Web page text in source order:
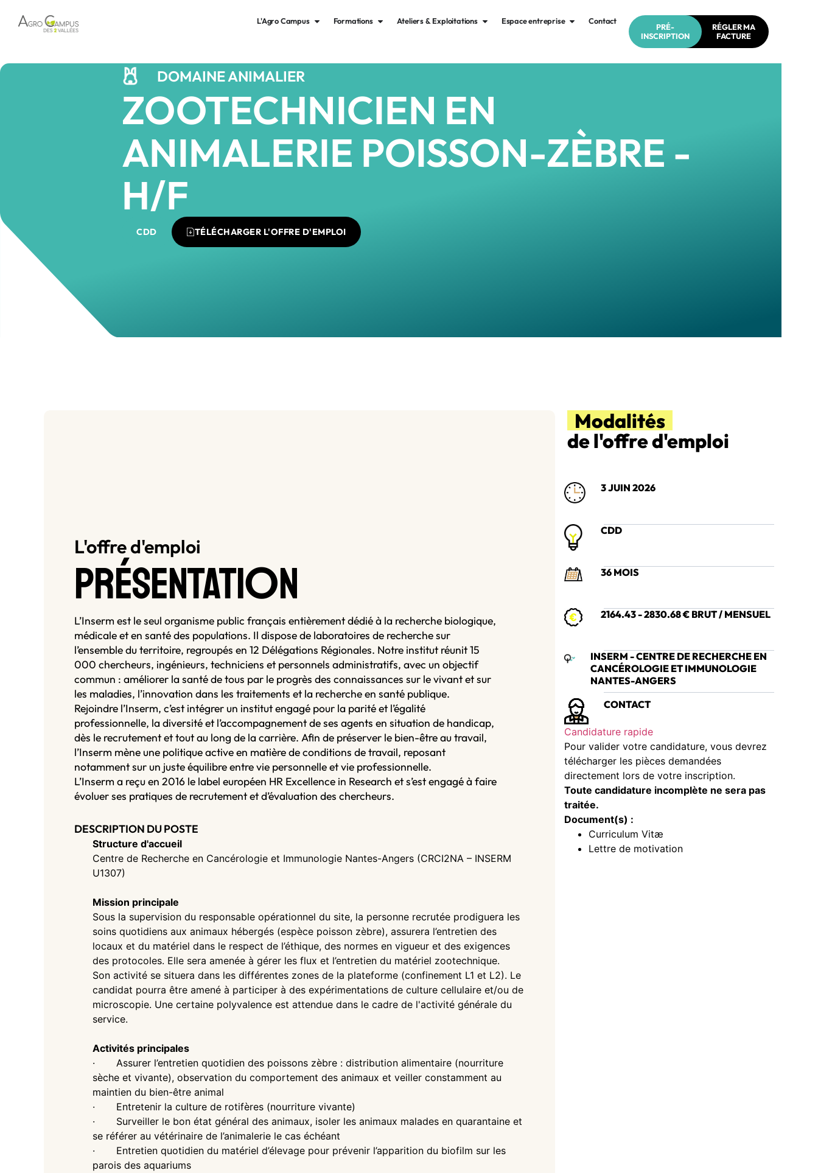
L'Agro Campus Formations Ateliers & Exploitations Espace entreprise Contact
PRÉ-
INSCRIPTION
RÉGLER MA
FACTURE
DOMAINE ANIMALIER
ZOOTECHNICIEN EN
ANIMALERIE POISSON-ZÈBRE -
H/F
CDD TÉLÉCHARGER L'OFFRE D'EMPLOI
L'offre d'emploi
PRÉSENTATION
L’Inserm est le seul organisme public français entièrement dédié à la recherche biologique,
médicale et en santé des populations. Il dispose de laboratoires de recherche sur
l’ensemble du territoire, regroupés en 12 Délégations Régionales. Notre institut réunit 15
000 chercheurs, ingénieurs, techniciens et personnels administratifs, avec un objectif
commun : améliorer la santé de tous par le progrès des connaissances sur le vivant et sur
les maladies, l’innovation dans les traitements et la recherche en santé publique.
Rejoindre l’Inserm, c’est intégrer un institut engagé pour la parité et l’égalité
professionnelle, la diversité et l’accompagnement de ses agents en situation de handicap,
dès le recrutement et tout au long de la carrière. Afin de préserver le bien-être au travail,
l’Inserm mène une politique active en matière de conditions de travail, reposant
notamment sur un juste équilibre entre vie personnelle et vie professionnelle.
L’Inserm a reçu en 2016 le label européen HR Excellence in Research et s’est engagé à faire
évoluer ses pratiques de recrutement et d’évaluation des chercheurs.
DESCRIPTION DU POSTE
Structure d'accueil
Centre de Recherche en Cancérologie et Immunologie Nantes-Angers (CRCI2NA – INSERM
U1307)
Mission principale
Sous la supervision du responsable opérationnel du site, la personne recrutée prodiguera les
soins quotidiens aux animaux hébergés (espèce poisson zèbre), assurera l’entretien des
locaux et du matériel dans le respect de l’éthique, des normes en vigueur et des exigences
des protocoles. Elle sera amenée à gérer les flux et l’entretien du matériel zootechnique.
Son activité se situera dans les différentes zones de la plateforme (confinement L1 et L2). Le
candidat pourra être amené à participer à des expérimentations de culture cellulaire et/ou de
microscopie. Une certaine polyvalence est attendue dans le cadre de l'activité générale du
service.
Activités principales
· Assurer l’entretien quotidien des poissons zèbre : distribution alimentaire (nourriture
sèche et vivante), observation du comportement des animaux et veiller constamment au
maintien du bien-être animal
· Entretenir la culture de rotifères (nourriture vivante)
· Surveiller le bon état général des animaux, isoler les animaux malades en quarantaine et
se référer au vétérinaire de l’animalerie le cas échéant
· Entretien quotidien du matériel d’élevage pour prévenir l’apparition du biofilm sur les
parois des aquariums
Modalités
de l'offre d'emploi
3 JUIN 2026
CDD
36 MOIS
2164.43 - 2830.68 € BRUT / MENSUEL
INSERM - CENTRE DE RECHERCHE EN
CANCÉROLOGIE ET IMMUNOLOGIE
NANTES-ANGERS
CONTACT
Candidature rapide
Pour valider votre candidature, vous devrez
télécharger les pièces demandées
directement lors de votre inscription.
Toute candidature incomplète ne sera pas
traitée.
Document(s) :
Curriculum Vitæ
Lettre de motivation